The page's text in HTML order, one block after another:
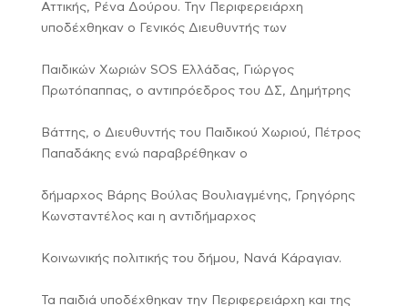
Αττικής, Ρένα Δούρου. Την Περιφερειάρχη
υποδέχθηκαν ο Γενικός Διευθυντής των
Παιδικών Χωριών SOS Ελλάδας, Γιώργος
Πρωτόπαππας, ο αντιπρόεδρος του ΔΣ, Δημήτρης
Βάττης, ο Διευθυντής του Παιδικού Χωριού, Πέτρος
Παπαδάκης ενώ παραβρέθηκαν ο
δήμαρχος Βάρης Βούλας Βουλιαγμένης, Γρηγόρης
Κωνσταντέλος και η αντιδήμαρχος
Κοινωνικής πολιτικής του δήμου, Νανά Κάραγιαν.
Τα παιδιά υποδέχθηκαν την Περιφερειάρχη και της